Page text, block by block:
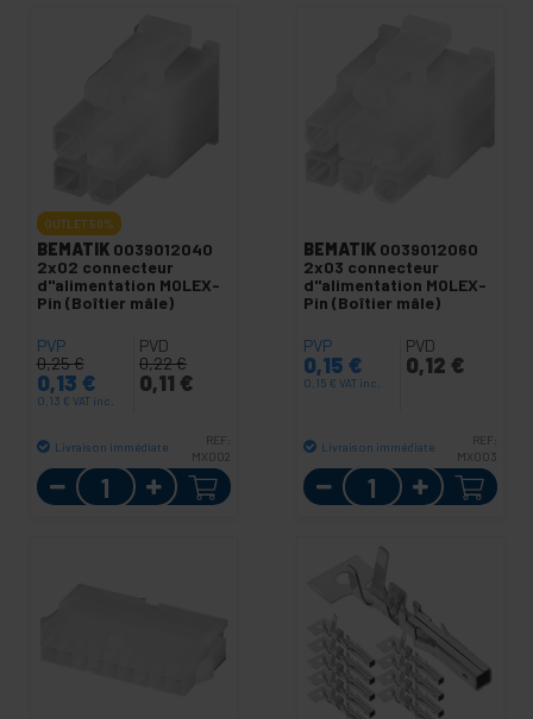
OUTLET 50%
BEMATIK 0039012040
2x02 connecteur
d"alimentation MOLEX-
Pin (Boîtier mâle)
PVP
0,25€
0,13 €
0,13 € VAT inc.
PVD
0,22€
0,11 €
Livraison immédiate
REF:
MX002
Quantité
BEMATIK 0039012060
2x03 connecteur
d"alimentation MOLEX-
Pin (Boîtier mâle)
PVP
0,15 €
0,15 € VAT inc.
PVD
0,12 €
Livraison immédiate
REF:
MX003
Quantité